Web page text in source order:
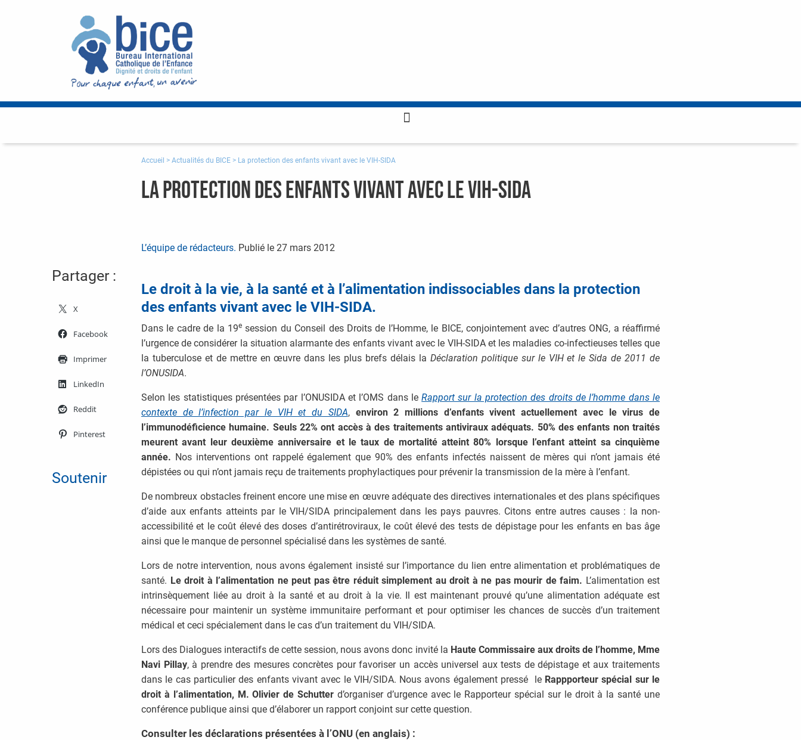
Accueil > Actualités du BICE > La protection des enfants vivant avec le VIH-SIDA
La protection des enfants vivant avec le VIH-SIDA
L’équipe de rédacteurs. Publié le 27 mars 2012
Partager :
X
Facebook
Imprimer
LinkedIn
Reddit
Pinterest
Soutenir
Le droit à la vie, à la santé et à l’alimentation indissociables dans la protection
des enfants vivant avec le VIH-SIDA.
Dans le cadre de la 19e session du Conseil des Droits de l’Homme, le BICE, conjointement avec d’autres ONG, a réaffirmé
l’urgence de considérer la situation alarmante des enfants vivant avec le VIH-SIDA et les maladies co-infectieuses telles que
la tuberculose et de mettre en œuvre dans les plus brefs délais la Déclaration politique sur le VIH et le Sida de 2011 de
l’ONUSIDA.
Selon les statistiques présentées par l’ONUSIDA et l’OMS dans leRapport sur la protection des droits de l’homme dans le
contexte de l’infection par le VIH et du SIDA, environ 2 millions d’enfants vivent actuellement avec le virus de
l’immunodéficience humaine. Seuls 22% ont accès à des traitements antiviraux adéquats. 50% des enfants non traités
meurent avant leur deuxième anniversaire et le taux de mortalité atteint 80% lorsque l’enfant atteint sa cinquième
année. Nos interventions ont rappelé également que 90% des enfants infectés naissent de mères qui n’ont jamais été
dépistées ou qui n’ont jamais reçu de traitements prophylactiques pour prévenir la transmission de la mère à l’enfant.
De nombreux obstacles freinent encore une mise en œuvre adéquate des directives internationales et des plans spécifiques
d’aide aux enfants atteints par le VIH/SIDA principalement dans les pays pauvres. Citons entre autres causes : la non-
accessibilité et le coût élevé des doses d’antirétroviraux, le coût élevé des tests de dépistage pour les enfants en bas âge
ainsi que le manque de personnel spécialisé dans les systèmes de santé.
Lors de notre intervention, nous avons également insisté sur l’importance du lien entre alimentation et problématiques de
santé. Le droit à l’alimentation ne peut pas être réduit simplement au droit à ne pas mourir de faim. L’alimentation est
intrinsèquement liée au droit à la santé et au droit à la vie. Il est maintenant prouvé qu’une alimentation adéquate est
nécessaire pour maintenir un système immunitaire performant et pour optimiser les chances de succès d’un traitement
médical et ceci spécialement dans le cas d’un traitement du VIH/SIDA.
Lors des Dialogues interactifs de cette session, nous avons donc invité la Haute Commissaire aux droits de l’homme, Mme
Navi Pillay, à prendre des mesures concrètes pour favoriser un accès universel aux tests de dépistage et aux traitements
dans le cas particulier des enfants vivant avec le VIH/SIDA. Nous avons également pressé le Rappporteur spécial sur le
droit à l’alimentation, M. Olivier de Schutter d’organiser d’urgence avec le Rapporteur spécial sur le droit à la santé une
conférence publique ainsi que d’élaborer un rapport conjoint sur cette question.
Consulter les déclarations présentées à l’ONU (en anglais) :